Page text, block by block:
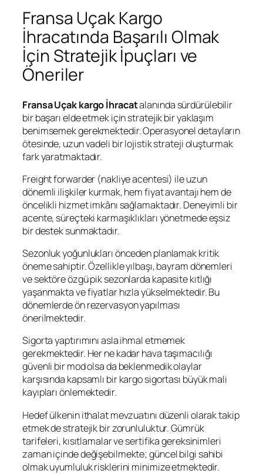
Fransa Uçak Kargo
İhracatında Başarılı Olmak
İçin Stratejik İpuçları ve
Öneriler
Fransa Uçak kargo İhracatalanında sürdürülebilir
bir başarı elde etmek için stratejik bir yaklaşım
benimsemek gerekmektedir. Operasyonel detayların
ötesinde, uzun vadeli bir lojistik strateji oluşturmak
fark yaratmaktadır.
Freight forwarder (nakliye acentesi) ile uzun
dönemli ilişkiler kurmak, hem fiyat avantajı hem de
öncelikli hizmet imkânı sağlamaktadır. Deneyimli bir
acente, süreçteki karmaşıklıkları yönetmede eşsiz
bir destek sunmaktadır.
Sezonluk yoğunlukları önceden planlamak kritik
öneme sahiptir. Özellikle yılbaşı, bayram dönemleri
ve sektöre özgü pik sezonlarda kapasite kıtlığı
yaşanmakta ve fiyatlar hızla yükselmektedir. Bu
dönemlerde ön rezervasyon yapılması
önerilmektedir.
Sigorta yaptırımını asla ihmal etmemek
gerekmektedir. Her ne kadar hava taşımacılığı
güvenli bir mod olsa da beklenmedik olaylar
karşısında kapsamlı bir kargo sigortası büyük mali
kayıpları önlemektedir.
Hedef ülkenin ithalat mevzuatını düzenli olarak takip
etmek de stratejik bir zorunluluktur. Gümrük
tarifeleri, kısıtlamalar ve sertifika gereksinimleri
zaman içinde değişebilmekte; güncel bilgi sahibi
olmak uyumluluk risklerini minimize etmektedir.